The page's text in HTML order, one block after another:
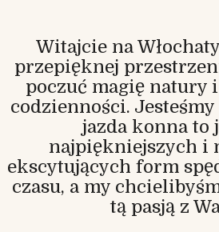
Witajcie na
przepięknej
poczuć magię natury
codzienności.
jazda konna to
najpiękniejszych i
ekscytujących form
czasu, a my
tą pasją z